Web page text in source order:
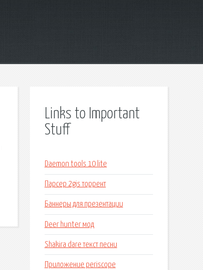
Links to Important
Stuff
Daemon tools 10 lite
Парсер 2gis торрент
Баннеры для презентации
Deer hunter мод
Shakira dare текст песни
Приложение periscope